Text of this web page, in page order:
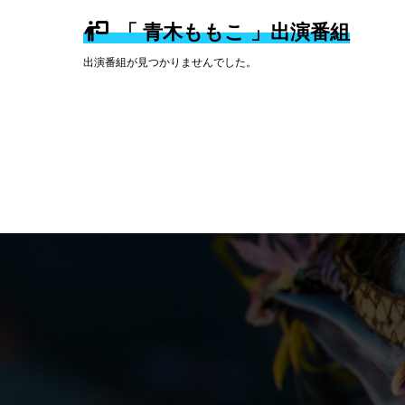
「 青木ももこ 」出演番組
出演番組が見つかりませんでした。